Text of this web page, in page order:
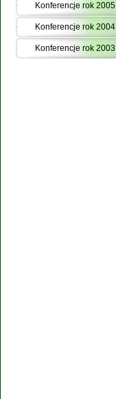
Konferencje rok 2005
Konferencje rok 2004
Konferencje rok 2003